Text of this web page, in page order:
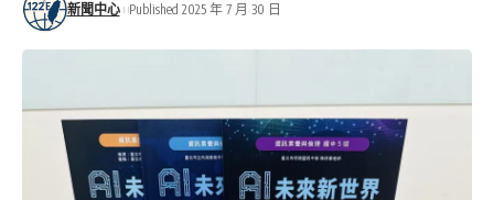
新聞中心 Published 2025 年 7 月 30 日